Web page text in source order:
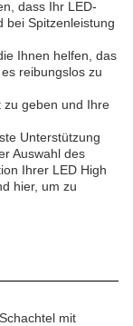
dass Ihr LED-
bei Spitzenleistung
Ihnen helfen, das
reibungslos zu
zu geben und Ihre
Unterstützung
Auswahl des
Ihrer LED High
hier, um zu
mit